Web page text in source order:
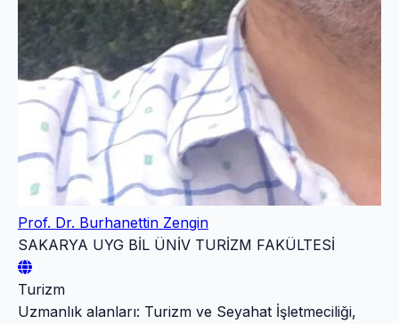
Prof. Dr. Burhanettin Zengin
SAKARYA UYG BİL ÜNİV TURİZM FAKÜLTESİ
Turizm
Uzmanlık alanları: Turizm ve Seyahat İşletmeciliği,